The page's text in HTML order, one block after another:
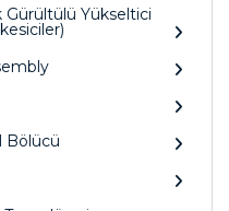
Yükseltici
Bölücü